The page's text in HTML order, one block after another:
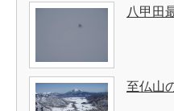
八甲田
至仏山